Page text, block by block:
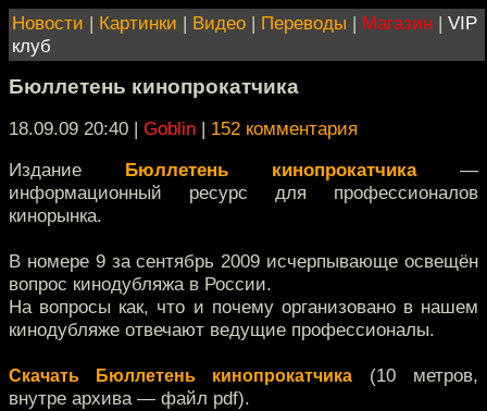
Новости | Картинки | Видео | Переводы | Магазин | VIP
клуб
Бюллетень кинопрокатчика
18.09.09 20:40 | Goblin | 152 комментария
Издание Бюллетень кинопрокатчика—
информационный ресурс для профессионалов
кинорынка.
В номере 9 за сентябрь 2009 исчерпывающе освещён
вопрос кинодубляжа в России.
На вопросы как, что и почему организовано в нашем
кинодубляже отвечают ведущие профессионалы.
Скачать Бюллетень кинопрокатчика (10 метров,
внутре архива — файл pdf).